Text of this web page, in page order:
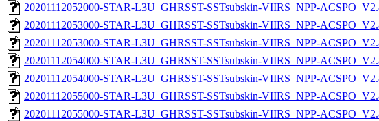
20201112052000-STAR-L3U_GHRSST-SSTsubskin-VIIRS_NPP-
20201112053000-STAR-L3U_GHRSST-SSTsubskin-VIIRS_NPP-
20201112053000-STAR-L3U_GHRSST-SSTsubskin-VIIRS_NPP-
20201112054000-STAR-L3U_GHRSST-SSTsubskin-VIIRS_NPP-
20201112054000-STAR-L3U_GHRSST-SSTsubskin-VIIRS_NPP-
20201112055000-STAR-L3U_GHRSST-SSTsubskin-VIIRS_NPP-
20201112055000-STAR-L3U_GHRSST-SSTsubskin-VIIRS_NPP-